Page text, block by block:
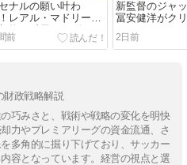
ナルの願い叶わ
レアル・マドリード
契約を延長したヴィニ
のポエムに愕然！
前
新監督のジャ
冨安健洋がク
レスのメディ
をクリア！
2日前
財政戦略解説
巧みさと、戦術や戦略の変化を明快
力やプレミアリーグの資金流通、さ
多角的に掘り下げており、サッカー
容となっています。経営の視点と選